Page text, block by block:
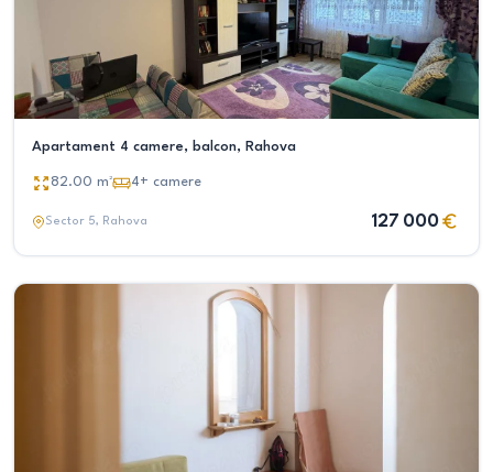
Apartament 4 camere, balcon, Rahova
82.00 m² 4+ camere
Sector 5, Rahova 127 000